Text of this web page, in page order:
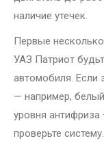
наличие утечек.
Первые
УАЗ Патриот
автомобиля.
— например,
уровня
проверьте